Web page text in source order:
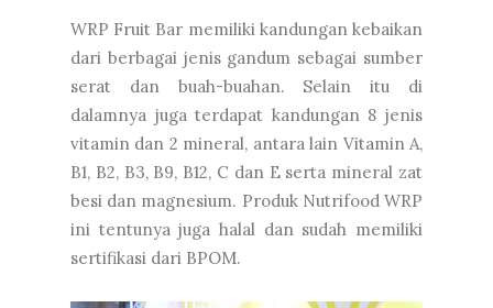
WRP Fruit Bar memiliki kandungan kebaikan
dari berbagai jenis gandum sebagai sumber
serat dan buah-buahan. Selain itu di
dalamnya juga terdapat kandungan 8 jenis
vitamin dan 2 mineral, antara lain Vitamin A,
B1, B2, B3, B9, B12, C dan E serta mineral zat
besi dan magnesium. Produk Nutrifood WRP
ini tentunya juga halal dan sudah memiliki
sertifikasi dari BPOM.